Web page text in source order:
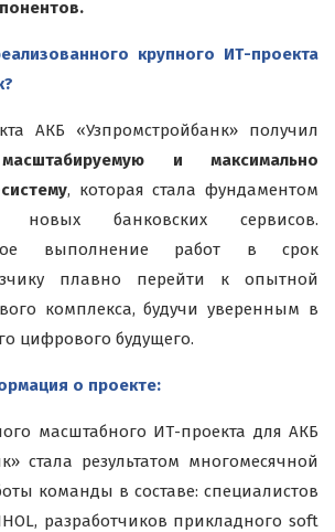
крупного ИТ-проекта
АКБ «Узпромстройбанк» получил
и максимально
, которая стала фундаментом
новых банковских сервисов.
выполнение работ в срок
плавно перейти к опытной
комплекса, будучи уверенным в
цифрового будущего.
о проекте:
масштабного ИТ-проекта для АКБ
стала результатом многомесячной
команды в составе: специалистов
разработчиков прикладного soft